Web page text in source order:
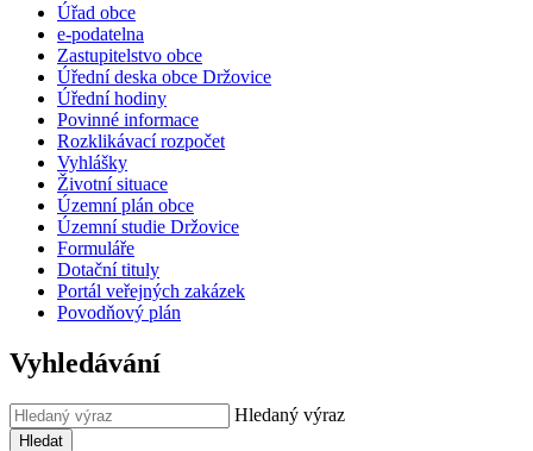
Úřad obce
e-podatelna
Zastupitelstvo obce
Úřední deska obce Držovice
Úřední hodiny
Povinné informace
Rozklikávací rozpočet
Vyhlášky
Životní situace
Územní plán obce
Územní studie Držovice
Formuláře
Dotační tituly
Portál veřejných zakázek
Povodňový plán
Vyhledávání
Hledaný výraz
Hledat